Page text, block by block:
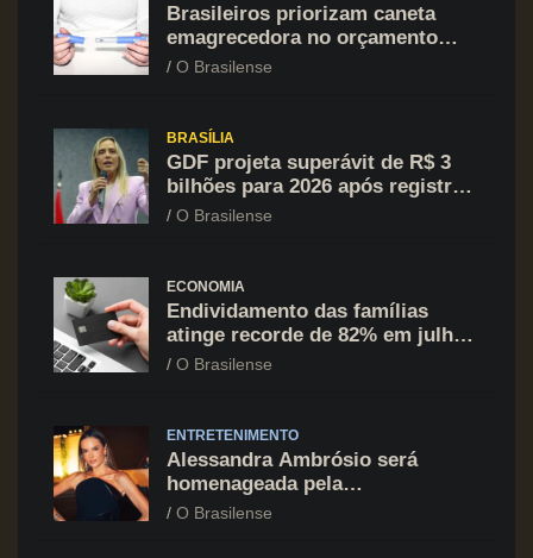
Brasileiros priorizam caneta
emagrecedora no orçamento
mesmo em situação de aperto
O Brasilense
BRASÍLIA
GDF projeta superávit de R$ 3
bilhões para 2026 após registrar
recuo no déficit
O Brasilense
ECONOMIA
Endividamento das famílias
atinge recorde de 82% em julho;
cartão de crédito segue como
O Brasilense
ENTRETENIMENTO
Alessandra Ambrósio será
homenageada pela
BrazilFoundation no New York
O Brasilense